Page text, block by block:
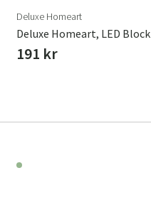
Deluxe Homeart
191 kr